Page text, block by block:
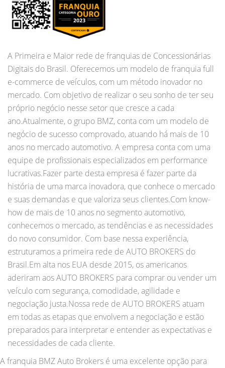
A Primeira e Maior rede de franquias de Concessionárias
Digitais do Brasil. Oferecemos um modelo de franquia full
e-commerce de veículos, com um método inovador no
mercado. Com objetivo de realizar o seu sonho de ter seu
próprio negócio nesse setor que cresce a cada
ano.Atualmente, o grupo BMZ, conta com um modelo de
negócio de sucesso comprovado, atuando há mais de 10
anos no mercado automotivo. A empresa conta com uma
equipe de profissionais especializados em performance
lucrativas.Fazer parte desta empresa é fazer parte da
história de uma marca inovadora, que conhece o mercado
e suas demandas e que valoriza seus clientes.Com know-
how de mais de 10 anos no segmento automotivo,
conhecemos o mercado, as tendências e as necessidades
do novo consumidor. Com base nessa experiência,
estruturamos a primeira rede de AUTO BROKERS do
Brasil.Em alta nos EUA desde 2015, os americanos
aderiram aos AUTO BROKERS para comprar ou vender um
veículo com segurança, comodidade, agilidade e
negociação justa.Nossa rede de AUTO BROKERS atuam
em todas as etapas que envolvem a negociação e estão
preparados para interpretar e entender as expectativas e
necessidades de cada cliente.
A franquia BMZ Auto Brokers é uma excelente opção para